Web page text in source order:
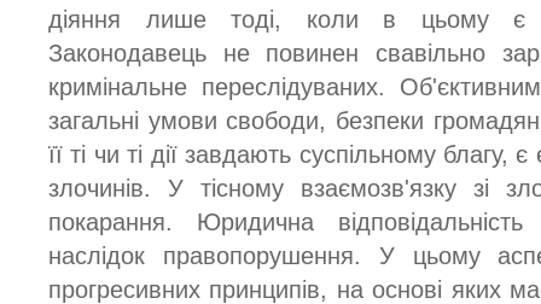
діяння лише тоді, коли в цьому є
Законодавець не повинен свавільно
кримінальне переслідуваних.
загальні умови свободи, безпеки
її ті чи ті дії завдають суспільному
злочинів. У тісному взаємозв'язку зі
покарання. Юридична
наслідок правопорушення. У цьому
прогресивних принципів, на основі яких